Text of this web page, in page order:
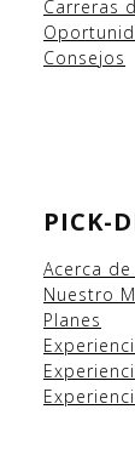
Carreras
Consejos
PICK-
Acerca
Nuestro
Planes